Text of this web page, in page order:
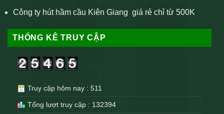
Công ty hút hầm cầu Kiên Giang giá rẻ chỉ từ 500K
THỐNG KÊ TRUY CẬP
Truy cập hôm nay : 511
Tổng lượt truy cập : 132394